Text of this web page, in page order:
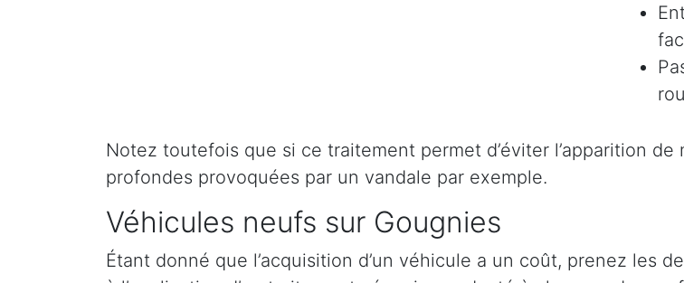
Notez toutefois que si ce traitement permet d’éviter l’apparition
profondes provoquées par un vandale par exemple.
Véhicules neufs sur Gougnies
Étant donné que l’acquisition d’un véhicule a un coût, prenez les